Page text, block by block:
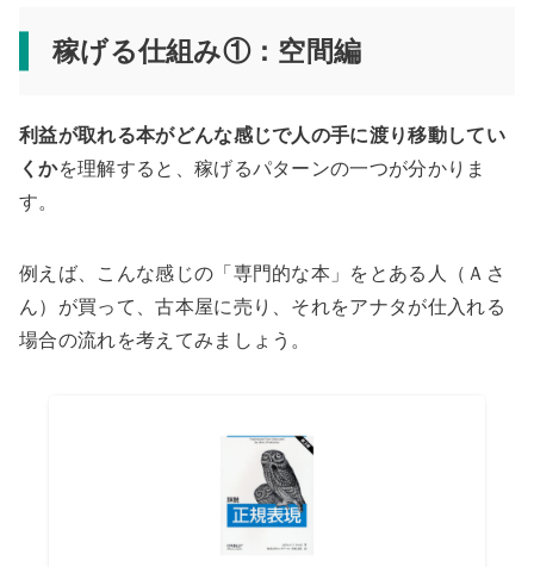
稼げる仕組み①：空間編
利益が取れる本がどんな感じで人の手に渡り移動してい
くかを理解すると、稼げるパターンの一つが分かりま
す。
例えば、こんな感じの「専門的な本」をとある人（Ａさ
ん）が買って、古本屋に売り、それをアナタが仕入れる
場合の流れを考えてみましょう。